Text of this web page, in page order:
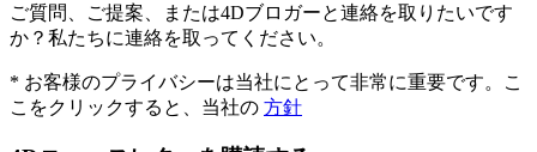
ご質問、ご提案、または4Dブロガーと連絡を取りたいです
か？私たちに連絡を取ってください。
* お客様のプライバシーは当社にとって非常に重要です。こ
こをクリックすると、当社の 方針